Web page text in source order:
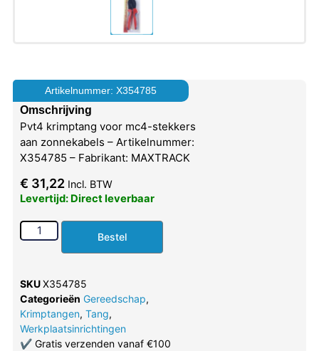
Artikelnummer: X354785
Omschrijving
Pvt4 krimptang voor mc4-stekkers
aan zonnekabels – Artikelnummer:
X354785 – Fabrikant: MAXTRACK
€ 31,22 Incl. BTW
Levertijd: Direct leverbaar
Bestel
SKUX354785
Categorieën Gereedschap,
Krimptangen, Tang,
Werkplaatsinrichtingen
✔Gratis verzenden vanaf €100